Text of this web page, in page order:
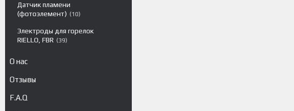
Датчик пламени
(фотоэлемент)
10
Электроды для горелок
RIELLO, FBR
39
О нас
Отзывы
F.A.Q